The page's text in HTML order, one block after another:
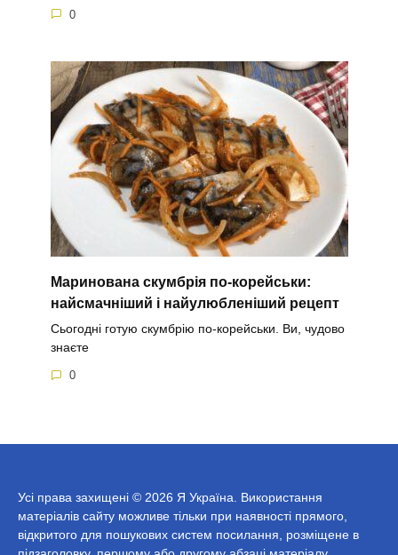
0
Маринована скумбрія по-корейськи:
найсмачніший і найулюбленіший рецепт
Сьогодні готую скумбрію по-корейськи. Ви, чудово
знаєте
0
Усі права захищені © 2026 Я Україна. Використання
матеріалів сайту можливе тільки при наявності прямого,
відкритого для пошукових систем посилання, розміщене в